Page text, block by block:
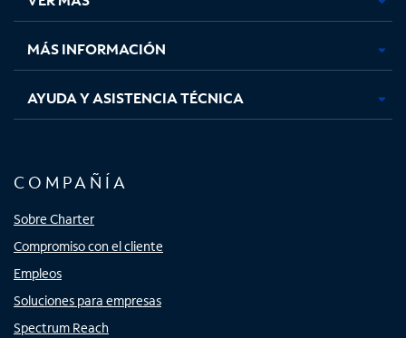
pestaña
nueva
pestaña
nueva
pestaña
nuevanueva
MÁS INFORMACIÓN
AYUDA Y ASISTENCIA TÉCNICA
COMPAÑÍA
Sobre Charter
Compromiso con el cliente
Empleos
Soluciones para empresas
Spectrum Reach